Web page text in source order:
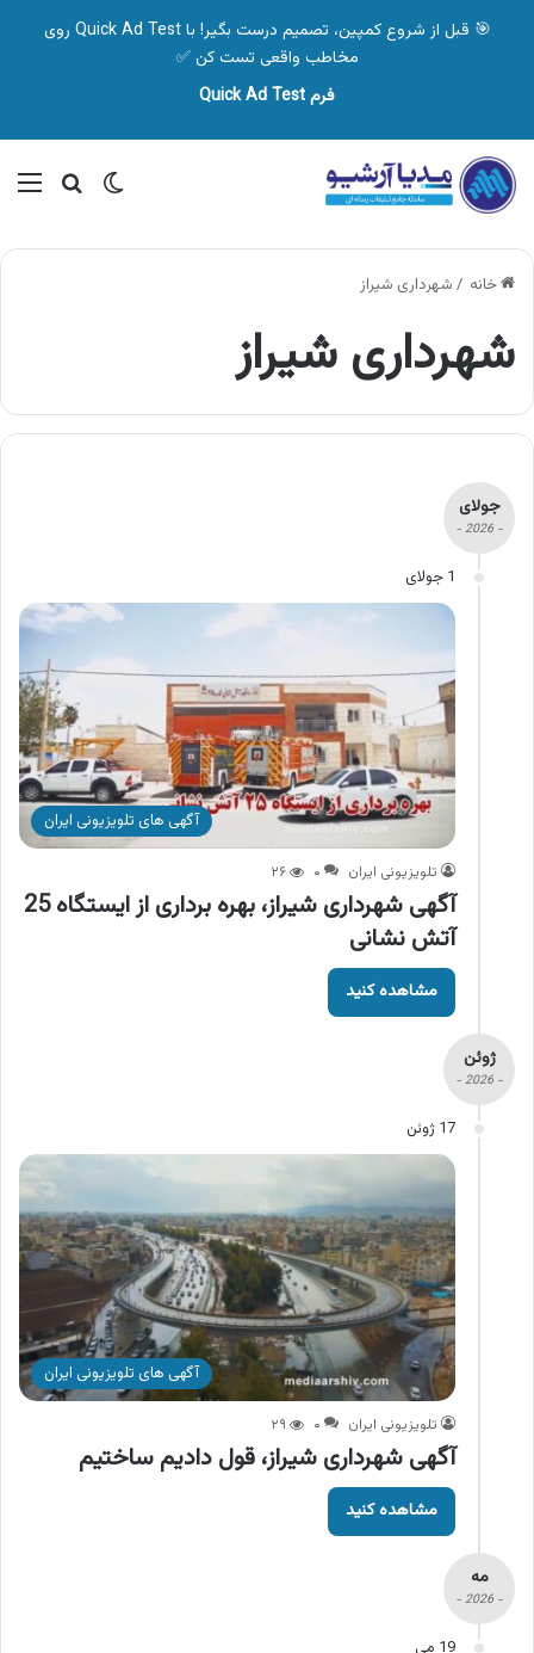
🎯 قبل از شروع کمپین، تصمیم درست بگیر! با Quick Ad Test روی
مخاطب واقعی تست کن ✅
فرم Quick Ad Test
تغییر پوسته
خانه / شهرداری شیراز
شهرداری شیراز
جولای
- 2026 -
1 جولای
آگهی های تلویزیونی ایران
تلویزیونی ایران ۰ ۲۶
آگهی شهرداری شیراز، بهره برداری از ایستگاه 25
آتش نشانی
مشاهده کنید
ژوئن
- 2026 -
17 ژوئن
آگهی های تلویزیونی ایران
تلویزیونی ایران ۰ ۲۹
آگهی شهرداری شیراز، قول دادیم ساختیم
مشاهده کنید
مه
- 2026 -
19 می